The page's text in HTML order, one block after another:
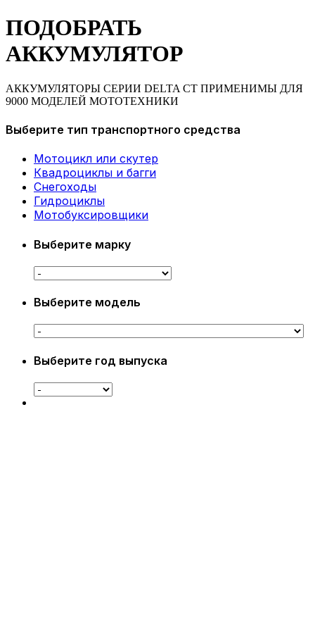
ПОДОБРАТЬ
АККУМУЛЯТОР
АККУМУЛЯТОРЫ СЕРИИ DELTA CT ПРИМЕНИМЫ ДЛЯ
9000 МОДЕЛЕЙ МОТОТЕХНИКИ
Выберите тип транспортного средства
Мотоцикл или скутер
Квадроциклы и багги
Снегоходы
Гидроциклы
Мотобуксировщики
Выберите марку
Выберите модель
Выберите год выпуска